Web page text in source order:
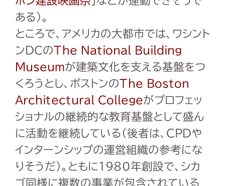
ある)。
ところで、アメリカの大都市では、ワシント
ンDCのThe National Building
Museumが建築文化を支える基盤をつ
くろうとし、ボストンのThe Boston
Architectural Collegeがプロフェッ
ショナルの継続的な教育基盤として盛ん
に活動を継続している(後者は、CPDや
インターンシップの運営組織の参考にな
りそうだ)。ともに1980年創設で、シカ
ゴ同様に複数の事業が包含されている